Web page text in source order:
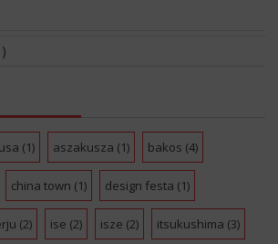
(1) aszakusza (1) bakos (4)
china town (1) design festa (1)
(2) ise (2) isze (2) itsukushima (3)